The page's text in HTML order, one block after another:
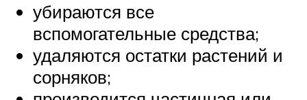
убираются все
вспомогательные средства;
удаляются остатки растений и
сорняков;